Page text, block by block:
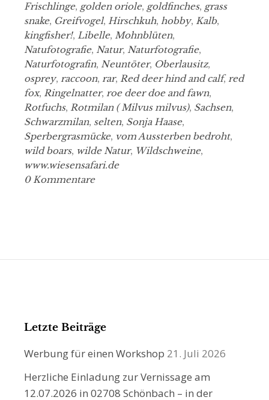
Frischlinge, golden oriole, goldfinches, grass
snake, Greifvogel, Hirschkuh, hobby, Kalb,
kingfisher!, Libelle, Mohnblüten,
Natufotografie, Natur, Naturfotografie,
Naturfotografin, Neuntöter, Oberlausitz,
osprey, raccoon, rar, Red deer hind and calf,red
fox, Ringelnatter, roe deer doe and fawn,
Rotfuchs, Rotmilan ( Milvus milvus), Sachsen,
Schwarzmilan, selten, Sonja Haase,
Sperbergrasmücke, vom Aussterben bedroht,
wild boars, wilde Natur, Wildschweine,
www.wiesensafari.de
0 Kommentare
Letzte Beiträge
Werbung für einen Workshop 21. Juli 2026
Herzliche Einladung zur Vernissage am
12.07.2026 in 02708 Schönbach – in der